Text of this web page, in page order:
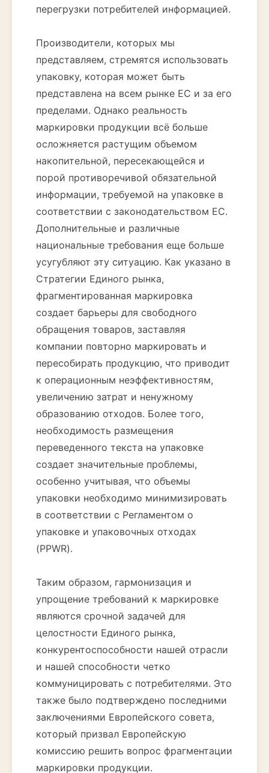
перегрузки потребителей информацией.
Производители, которых мы
представляем, стремятся использовать
упаковку, которая может быть
представлена на всем рынке ЕС и за его
пределами. Однако реальность
маркировки продукции всё больше
осложняется растущим объемом
накопительной, пересекающейся и
порой противоречивой обязательной
информации, требуемой на упаковке в
соответствии с законодательством ЕС.
Дополнительные и различные
национальные требования еще больше
усугубляют эту ситуацию. Как указано в
Стратегии Единого рынка,
фрагментированная маркировка
создает барьеры для свободного
обращения товаров, заставляя
компании повторно маркировать и
пересобирать продукцию, что приводит
к операционным неэффективностям,
увеличению затрат и ненужному
образованию отходов. Более того,
необходимость размещения
переведенного текста на упаковке
создает значительные проблемы,
особенно учитывая, что объемы
упаковки необходимо минимизировать
в соответствии с Регламентом о
упаковке и упаковочных отходах
(PPWR).
Таким образом, гармонизация и
упрощение требований к маркировке
являются срочной задачей для
целостности Единого рынка,
конкурентоспособности нашей отрасли
и нашей способности четко
коммуницировать с потребителями. Это
также было подтверждено последними
заключениями Европейского совета,
который призвал Европейскую
комиссию решить вопрос фрагментации
маркировки продукции.